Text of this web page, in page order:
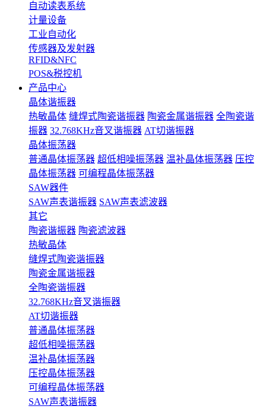
自动读表系统
计量设备
工业自动化
传感器及发射器
RFID&NFC
POS&税控机
产品中心
晶体谐振器
热敏晶体 缝焊式陶瓷谐振器 陶瓷金属谐振器 全陶瓷谐
振器 32.768KHz音叉谐振器 AT切谐振器
晶体振荡器
普通晶体振荡器 超低相噪振荡器 温补晶体振荡器 压控
晶体振荡器 可编程晶体振荡器
SAW器件
SAW声表谐振器 SAW声表滤波器
其它
陶瓷谐振器 陶瓷滤波器
热敏晶体
缝焊式陶瓷谐振器
陶瓷金属谐振器
全陶瓷谐振器
32.768KHz音叉谐振器
AT切谐振器
普通晶体振荡器
超低相噪振荡器
温补晶体振荡器
压控晶体振荡器
可编程晶体振荡器
SAW声表谐振器